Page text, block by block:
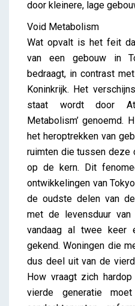
door kleinere, lage
Void Metabolism
Wat opvalt is het feit
van een gebouw in
bedraagt, in contrast
Koninkrijk. Het
staat wordt door
Metabolism’ genoemd.
het heroptrekken van
ruimten die tussen deze
op de kern. Dit
ontwikkelingen van
de oudste delen van
met de levensduur
vandaag al twee keer
gekend. Woningen die
dus deel uit van de
How vraagt zich
vierde generatie